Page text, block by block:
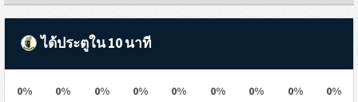
ได้ประตูใน 10 นาที
0% 0% 0% 0% 0% 0% 0% 0% 0%